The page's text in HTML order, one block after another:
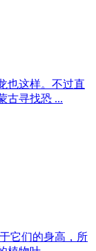
也这样。不过直
古寻找恐 ...
它们的身高，所